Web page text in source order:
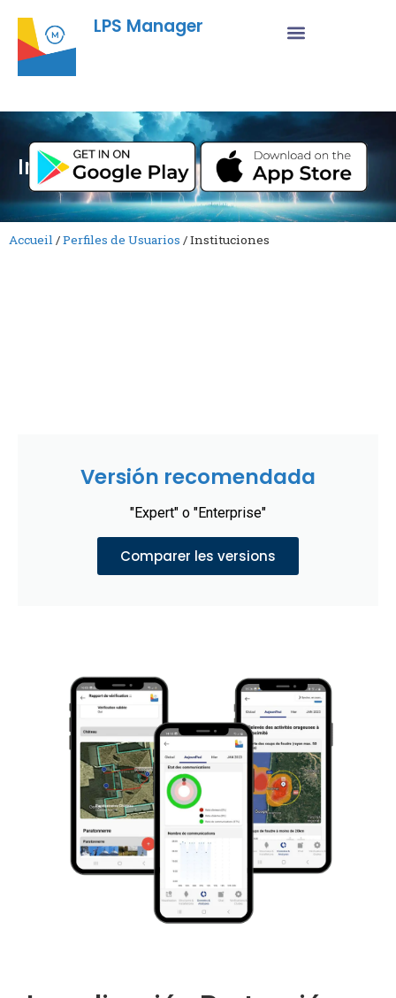
LPS Manager
Instituciones
Accueil/Perfiles de Usuarios /Instituciones
Versión recomendada
"Expert" o "Enterprise"
Comparer les versions